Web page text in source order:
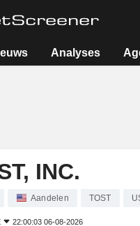
Analyses
INC.
Aandelen TOST
22:00:03 06-08-2026